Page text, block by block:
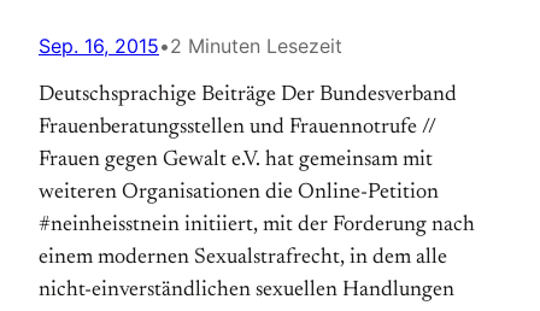
Sep. 16, 2015•2 Minuten Lesezeit
Deutschsprachige Beiträge Der Bundesverband
Frauenberatungsstellen und Frauennotrufe //
Frauen gegen Gewalt e.V. hat gemeinsam mit
weiteren Organisationen die Online-Petition
#neinheisstnein initiiert, mit der Forderung nach
einem modernen Sexualstrafrecht, in dem alle
nicht-einverständlichen sexuellen Handlungen